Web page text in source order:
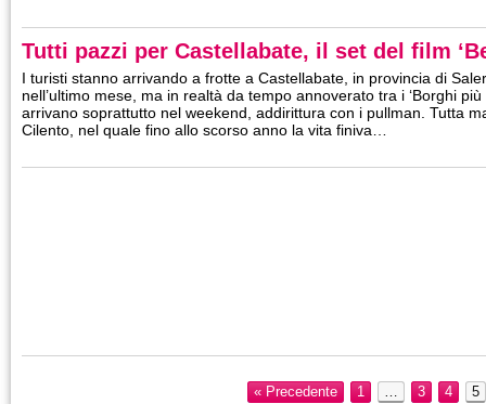
Tutti pazzi per Castellabate, il set del film
I turisti stanno arrivando a frotte a Castellabate, in provincia di
nell’ultimo mese, ma in realtà da tempo annoverato tra i ‘Borghi più
arrivano soprattutto nel weekend, addirittura con i pullman. Tutta
Cilento, nel quale fino allo scorso anno la vita finiva…
« Precedente 1 … 3 4 5